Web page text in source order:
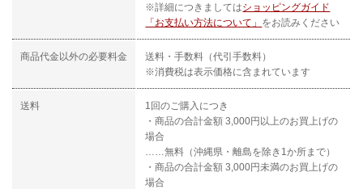
※詳細につきましてはショッピングガイド
「お支払い方法について」 をお読みください
商品代金以外の必要料金
送料・手数料（代引手数料）
※消費税は表示価格に含まれています
送料
1回のご購入につき
・商品の合計金額 3,000円以上のお買上げの
場合
……無料（沖縄県・離島を除き1か所まで）
・商品の合計金額 3,000円未満のお買上げの
場合